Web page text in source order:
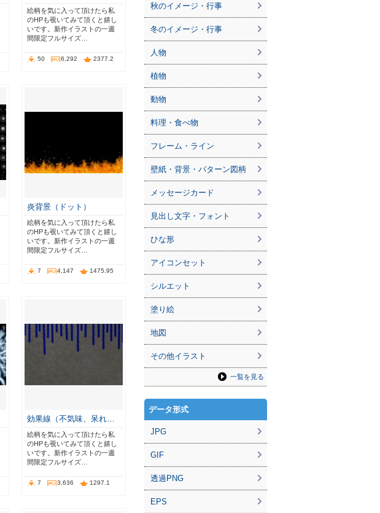
絵柄を気に入って頂けたら私
のHPも覗いてみて頂くと嬉し
いです。新作イラストの一週
間限定フルサイズ…
50 6,292 2377.2
炎背景（ドット）
絵柄を気に入って頂けたら私
のHPも覗いてみて頂くと嬉し
いです。新作イラストの一週
間限定フルサイズ…
7 4,147 1475.95
効果線（不気味、呆れ…
絵柄を気に入って頂けたら私
のHPも覗いてみて頂くと嬉し
いです。新作イラストの一週
間限定フルサイズ…
7 3,636 1297.1
秋のイメージ・行事
冬のイメージ・行事
人物
植物
動物
料理・食べ物
フレーム・ライン
壁紙・背景・パターン図柄
メッセージカード
見出し文字・フォント
ひな形
アイコンセット
シルエット
塗り絵
地図
その他イラスト
一覧を見る
データ形式
JPG
GIF
透過PNG
EPS